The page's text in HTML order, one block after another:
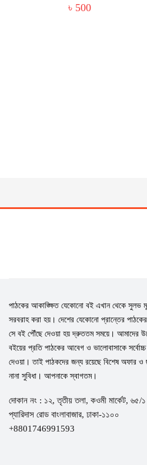
৳ 500
পাঠকের আকাঙ্ক্ষিত যেকোনো বই এখান থেকে সুলভ
সরবরাহ করা হয়। দেশের যেকোনো প্রান্তের
সে বই পৌঁছে দেওয়া হয় দ্রুততম সময়ে। আমাদের
বইয়ের প্রতি পাঠকের আবেগ ও ভালোবাসাকে
দেওয়া। তাই পাঠকদের জন্য রয়েছে বিশেষ অফার ও
নানা সুবিধা। আপনাকে স্বাগতম।
দোকান নং : ১২, তৃতীয় তলা, কওমী মার্কেট, ৬৫/১
প্যারিদাস রোড বাংলাবাজার, ঢাকা-১১০০
+8801746991593